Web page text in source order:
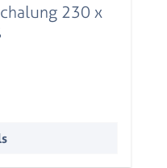
230 x